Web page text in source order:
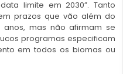
limite em 2030”. Tanto
prazos que vão além do
mas não afirmam se
programas especificam
em todos os biomas ou